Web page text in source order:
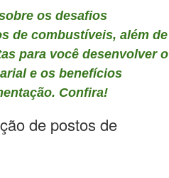
os desafios
de combustíveis, além de
para você desenvolver o
e os benefícios
Confira!
de postos de